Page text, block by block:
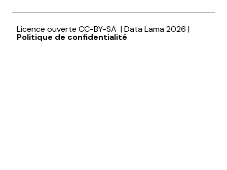
Licence ouverte CC-BY-SA | Data Lama 2026 |
Politique de confidentialité